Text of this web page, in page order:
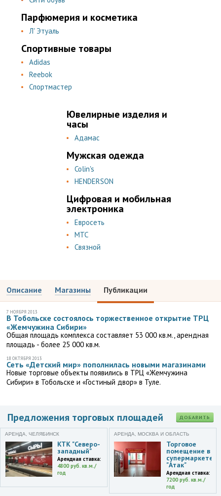
Парфюмерия и косметика
Л' Этуаль
Спортивные товары
Adidas
Reebok
Спортмастер
Ювелирные изделия и
часы
Адамас
Мужская одежда
Colin's
HENDERSON
Цифровая и мобильная
электроника
Евросеть
МТС
Связной
Описание Магазины Публикации
7 НОЯБРЯ 2013
В Тобольске состоялось торжественное открытие ТРЦ
«Жемчужина Сибири»
Общая площадь комплекса составляет 53 000 кв.м., арендная
площадь - более 25 000 кв.м.
18 ОКТЯБРЯ 2013
Сеть «Детский мир» пополнилась новыми магазинами
Новые торговые объекты появились в ТРЦ «Жемчужина
Сибири» в Тобольске и «Гостиный двор» в Туле.
ДОБАВИТЬ
Предложения торговых площадей
АРЕНДА, ЧЕЛЯБИНСК
КТК "Северо-
западный"
Арендная ставка:
4800 руб. кв.м./
год
АРЕНДА, МОСКВА И ОБЛАСТЬ
Торговое
помещение в
супермаркете
"Атак"
Арендная ставка:
7200 руб. кв.м./
год